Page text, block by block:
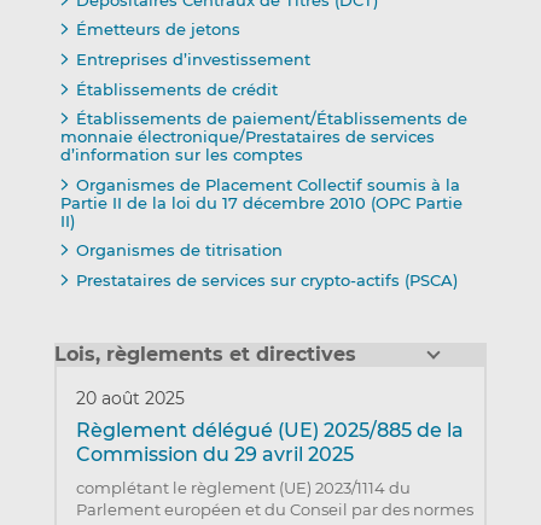
Émetteurs de jetons
Entreprises d’investissement
Établissements de crédit
Établissements de paiement/Établissements de
monnaie électronique/Prestataires de services
d’information sur les comptes
Organismes de Placement Collectif soumis à la
Partie II de la loi du 17 décembre 2010 (OPC Partie
II)
Organismes de titrisation
Prestataires de services sur crypto-actifs (PSCA)
Lois, règlements et directives
20 août 2025
Règlement délégué (UE) 2025/885 de la
Commission du 29 avril 2025
complétant le règlement (UE) 2023/1114 du
Parlement européen et du Conseil par des normes